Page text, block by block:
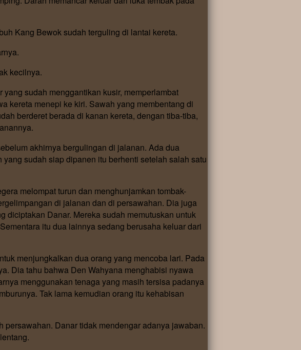
Kang Bewok sudah terguling di lantai kereta.
kecilnya.
sudah menggantikan kusir, memperlambat
kereta menepi ke kiri. Sawah yang membentang di
berderet berada di kanan kereta, dengan tiba-tiba,
akhirnya bergulingan di jalanan. Ada dua
sudah siap dipanen itu berhenti setelah salah satu
melompat turun dan menghunjamkan tombak-
di jalanan dan di persawahan. Dia juga
diciptakan Danar. Mereka sudah memutuskan untuk
itu dua lainnya sedang berusaha keluar dari
menjungkalkan dua orang yang mencoba lari. Pada
Dia tahu bahwa Den Wahyana menghabisi nyawa
menggunakan tenaga yang masih tersisa padanya
Tak lama kemudian orang itu kehabisan
persawahan. Danar tidak mendengar adanya jawaban.